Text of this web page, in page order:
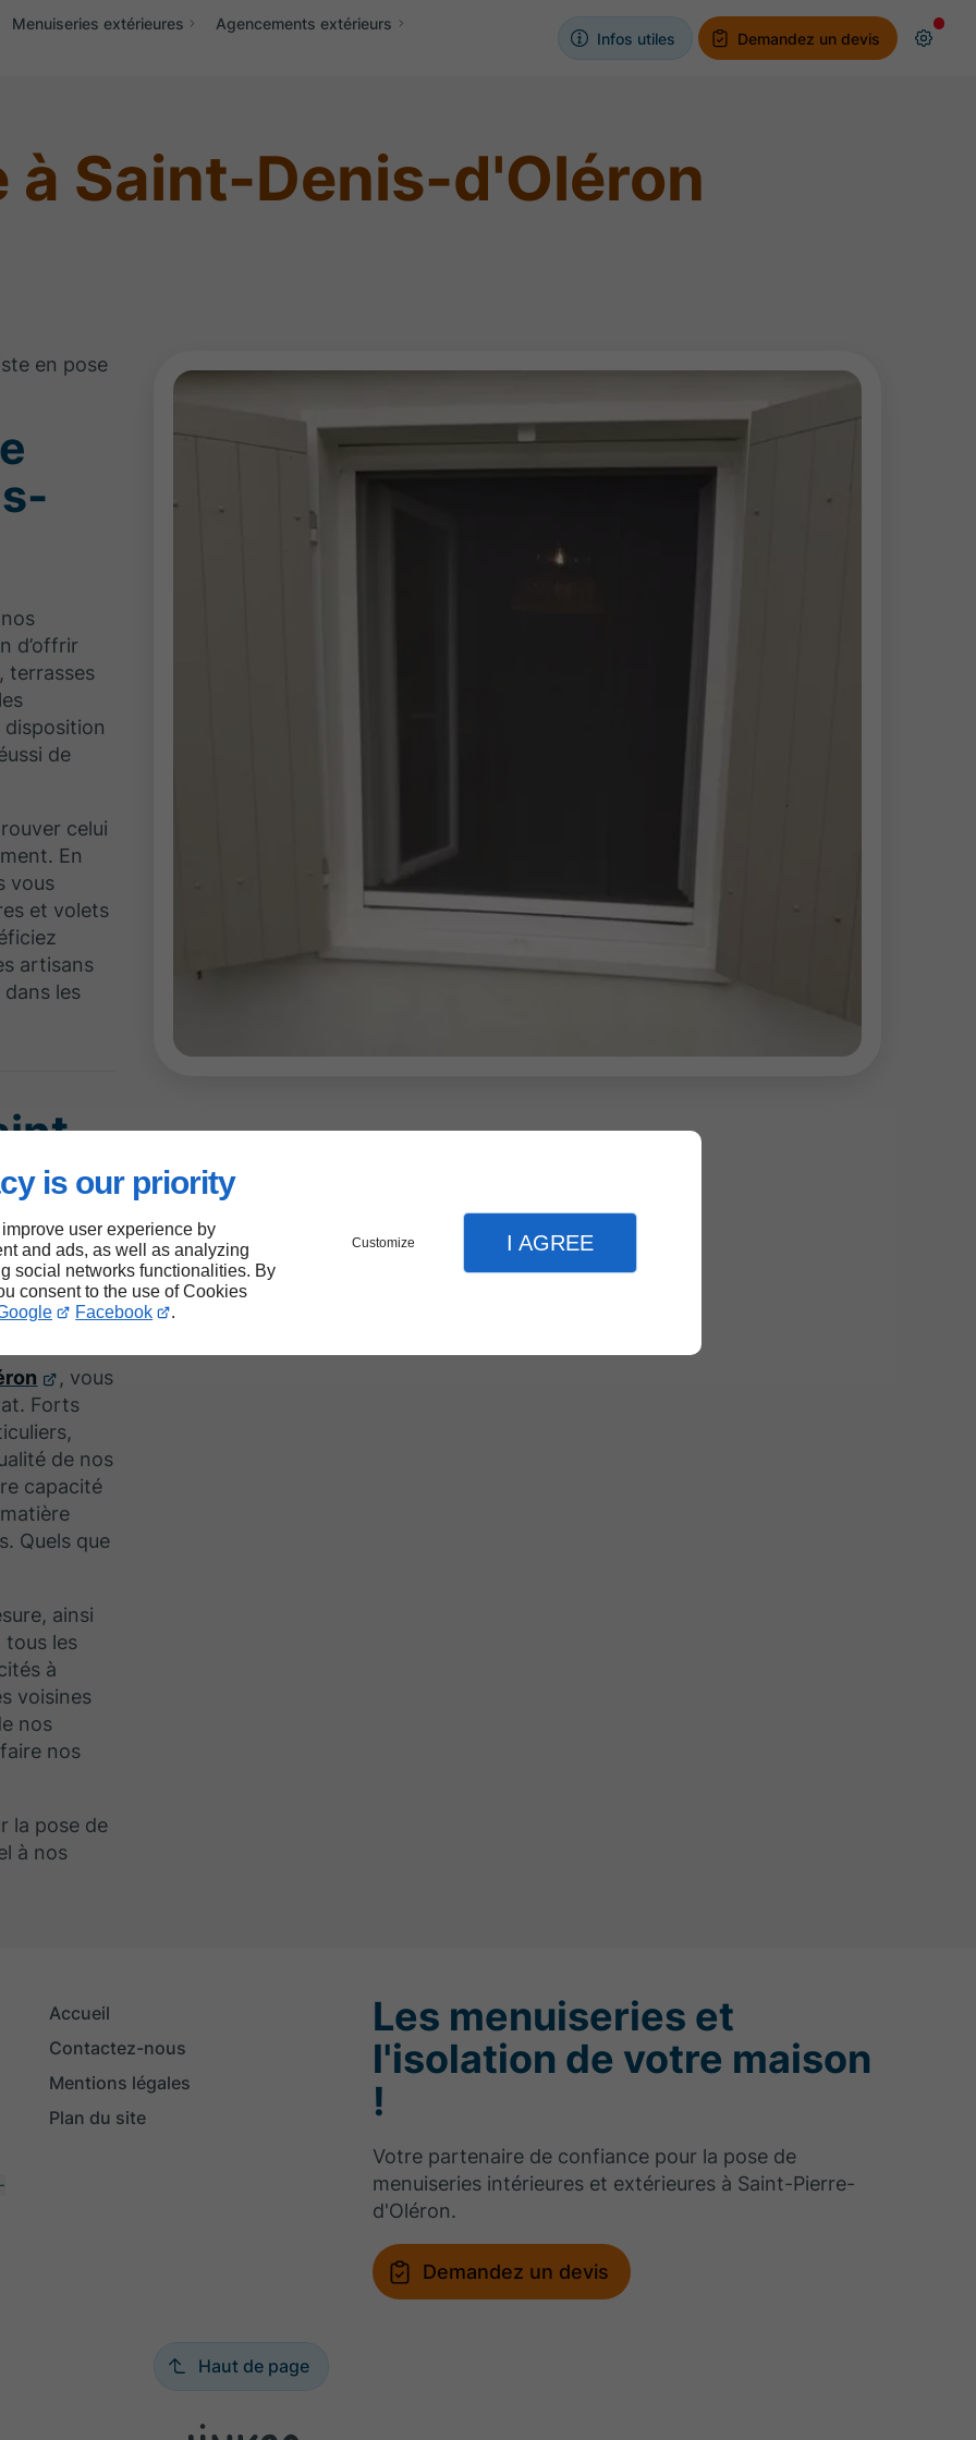
is our priority
user experience by
and ads, as well as analyzing
social networks functionalities. By
consent to the use of Cookies
Facebook .
Customize I AGREE
Menuiseries extérieures
Agencements extérieurs
Infos utiles Demandez un devis
à Saint-Denis-d'Oléron
en pose
d’offrir
terrasses
de
celui
En
vous
et volets
artisans
dans les
, vous
Forts
de nos
capacité
Quels que
ainsi
les
à
voisines
nos
nos
la pose de
à nos
Accueil
Contactez-nous
Mentions légales
Plan du site
Les menuiseries et
l'isolation de votre maison
!
Votre partenaire de confiance pour la pose de
menuiseries intérieures et extérieures à Saint-Pierre-
d'Oléron.
Demandez un devis
Haut de page